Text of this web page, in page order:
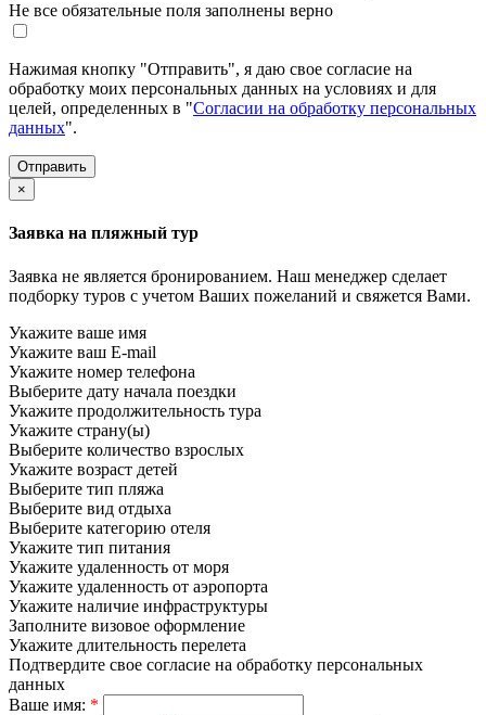
Не все обязательные поля заполнены верно
Нажимая кнопку "Отправить", я даю свое согласие на
обработку моих персональных данных на условиях и для
целей, определенных в "Согласии на обработку персональных
данных".
×
Заявка на пляжный тур
Заявка не является бронированием. Наш менеджер сделает
подборку туров с учетом Ваших пожеланий и свяжется Вами.
Укажите ваше имя
Укажите ваш E-mail
Укажите номер телефона
Выберите дату начала поездки
Укажите продолжительность тура
Укажите страну(ы)
Выберите количество взрослых
Укажите возраст детей
Выберите тип пляжа
Выберите вид отдыха
Выберите категорию отеля
Укажите тип питания
Укажите удаленность от моря
Укажите удаленность от аэропорта
Укажите наличие инфраструктуры
Заполните визовое оформление
Укажите длительность перелета
Подтвердите свое согласие на обработку персональных
данных
Ваше имя: *